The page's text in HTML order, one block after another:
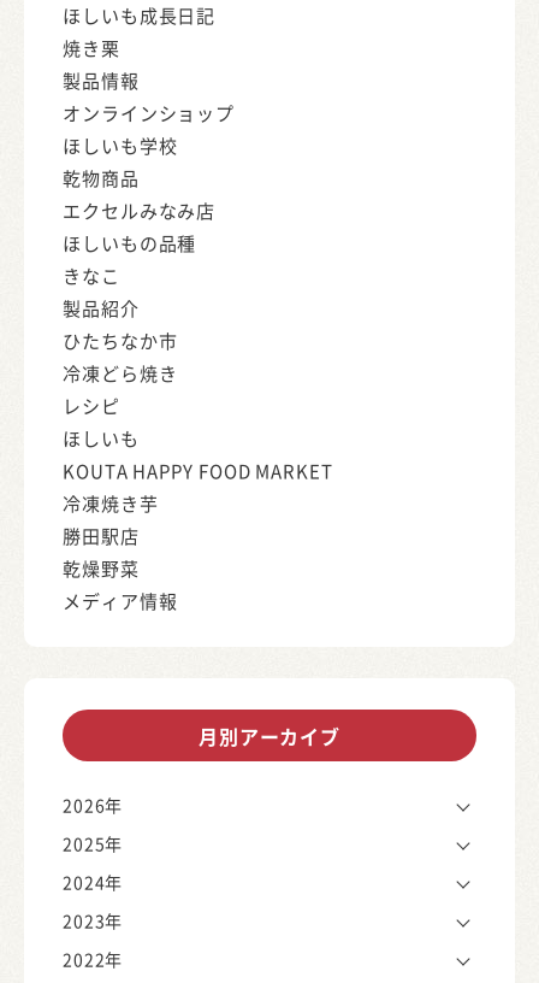
ほしいも成長日記
焼き栗
製品情報
オンラインショップ
ほしいも学校
乾物商品
エクセルみなみ店
ほしいもの品種
きなこ
製品紹介
ひたちなか市
冷凍どら焼き
レシピ
ほしいも
KOUTA HAPPY FOOD MARKET
冷凍焼き芋
勝田駅店
乾燥野菜
メディア情報
月別アーカイブ
2026年
2025年
2024年
2023年
2022年